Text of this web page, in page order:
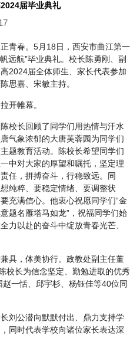
届毕业典礼
青春。5月18日，西安市曲江第一
远航”毕业典礼。校长陈勇刚、副
2024届全体师生、家长代表参加
思嘉、宋敏主持。
开帷幕。
校长回顾了同学们用热情与汗水
气象浓郁的大唐芙蓉园为同学们
题教育活动。陈校长希望同学们
中对大家的厚望和嘱托，坚定理
任，拼搏奋斗，行稳致远。同
纯粹、要稳定情绪、要调整状
充满信心。他衷心祝愿同学们“金
题名雁塔马如龙”，祝福同学们始
力以赴的奋斗中绽放青春光芒、
具，体美协行。政教处副主任董
校长为信念坚定、勤勉进取的优秀
一恬、邱宇杉、杨钰佳等40位同
刘公潜向默默付出、鼎力支持学
同时代表学校向诸位家长表达深